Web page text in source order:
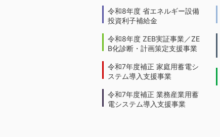
令和8年度 省エネルギー設備
投資利子補給金
令和8年度 ZEB実証事業／ZE
B化診断・計画策定支援事業
令和7年度補正 家庭用蓄電シ
ステム導入支援事業
令和7年度補正 業務産業用蓄
電システム導入支援事業